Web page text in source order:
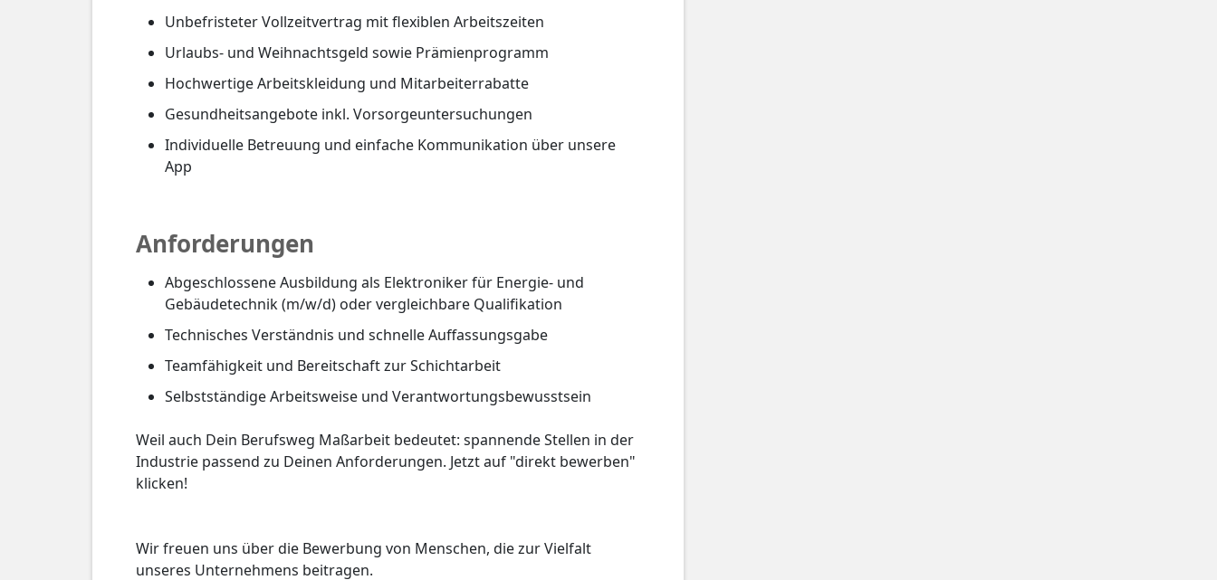
Unbefristeter Vollzeitvertrag mit flexiblen Arbeitszeiten
Urlaubs- und Weihnachtsgeld sowie Prämienprogramm
Hochwertige Arbeitskleidung und Mitarbeiterrabatte
Gesundheitsangebote inkl. Vorsorgeuntersuchungen
Individuelle Betreuung und einfache Kommunikation über unsere
App
Anforderungen
Abgeschlossene Ausbildung als Elektroniker für Energie- und
Gebäudetechnik (m/w/d) oder vergleichbare Qualifikation
Technisches Verständnis und schnelle Auffassungsgabe
Teamfähigkeit und Bereitschaft zur Schichtarbeit
Selbstständige Arbeitsweise und Verantwortungsbewusstsein
Weil auch Dein Berufsweg Maßarbeit bedeutet: spannende Stellen in der
Industrie passend zu Deinen Anforderungen. Jetzt auf "direkt bewerben"
klicken!
Wir freuen uns über die Bewerbung von Menschen, die zur Vielfalt
unseres Unternehmens beitragen.